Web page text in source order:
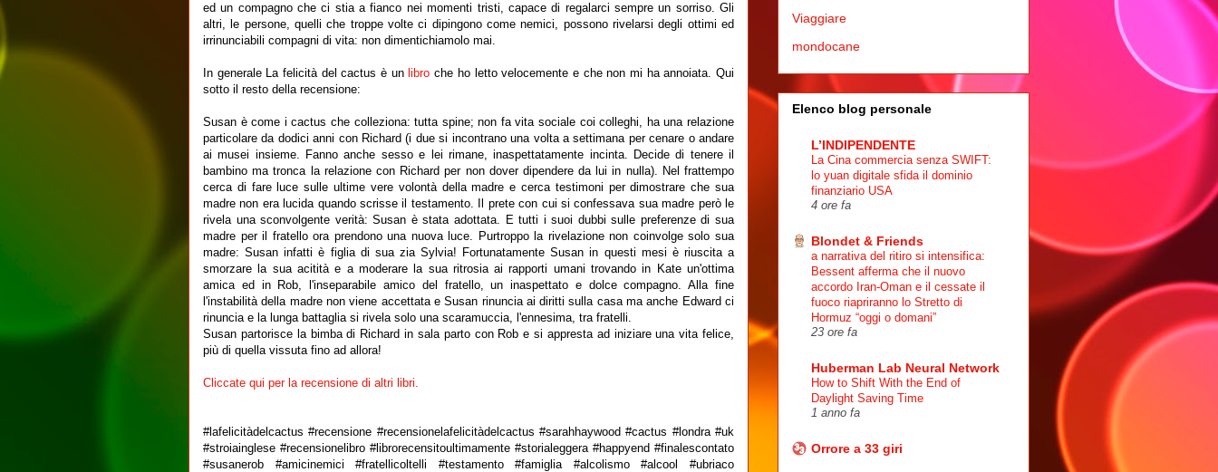
ed un compagno che ci stia a fianco nei momenti tristi, capace di regalarci sempre un sorriso. Gli
altri, le persone, quelli che troppe volte ci dipingono come nemici, possono rivelarsi degli ottimi ed
irrinunciabili compagni di vita: non dimentichiamolo mai.
In generale La felicità del cactus è un libroche ho letto velocemente e che non mi ha annoiata. Qui
sotto il resto della recensione:
Susan è come i cactus che colleziona: tutta spine; non fa vita sociale coi colleghi, ha una relazione
particolare da dodici anni con Richard (i due si incontrano una volta a settimana per cenare o andare
ai musei insieme. Fanno anche sesso e lei rimane, inaspettatamente incinta. Decide di tenere il
bambino ma tronca la relazione con Richard per non dover dipendere da lui in nulla). Nel frattempo
cerca di fare luce sulle ultime vere volontà della madre e cerca testimoni per dimostrare che sua
madre non era lucida quando scrisse il testamento. Il prete con cui si confessava sua madre però le
rivela una sconvolgente verità: Susan è stata adottata. E tutti i suoi dubbi sulle preferenze di sua
madre per il fratello ora prendono una nuova luce. Purtroppo la rivelazione non coinvolge solo sua
madre: Susan infatti è figlia di sua zia Sylvia! Fortunatamente Susan in questi mesi è riuscita a
smorzare la sua acitità e a moderare la sua ritrosia ai rapporti umani trovando in Kate un'ottima
amica ed in Rob, l'inseparabile amico del fratello, un inaspettato e dolce compagno. Alla fine
l'instabilità della madre non viene accettata e Susan rinuncia ai diritti sulla casa ma anche Edward ci
rinuncia e la lunga battaglia si rivela solo una scaramuccia, l'ennesima, tra fratelli.
Susan partorisce la bimba di Richard in sala parto con Rob e si appresta ad iniziare una vita felice,
più di quella vissuta fino ad allora!
Cliccate qui per la recensione di altri libri.
#lafelicitàdelcactus #recensione #recensionelafelicitàdelcactus #sarahhaywood #cactus #londra #uk
#stroiainglese #recensionelibro #librorecensitoultimamente #storialeggera #happyend #finalescontato
#susanerob #amicinemici #fratellicoltelli #testamento #famiglia #alcolismo #alcool #ubriaco
Viaggiare
mondocane
Elenco blog personale
L’INDIPENDENTE
La Cina commercia senza SWIFT:
lo yuan digitale sfida il dominio
finanziario USA
4 ore fa
Blondet & Friends
a narrativa del ritiro si intensifica:
Bessent afferma che il nuovo
accordo Iran-Oman e il cessate il
fuoco riapriranno lo Stretto di
Hormuz “oggi o domani”
23 ore fa
Huberman Lab Neural Network
How to Shift With the End of
Daylight Saving Time
1 anno fa
Orrore a 33 giri